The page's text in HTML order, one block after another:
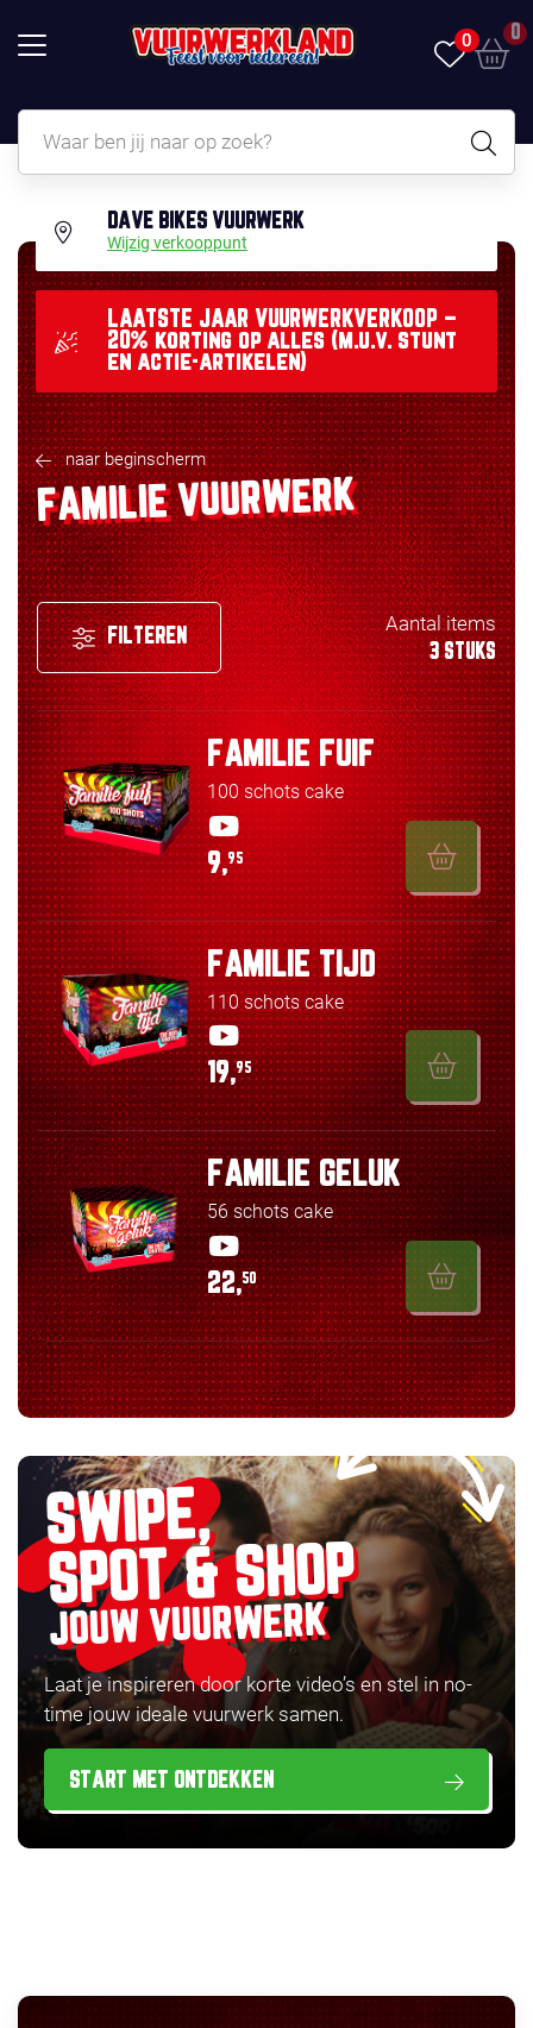
0 0
DAVE BIKES VUURWERK
Wijzig verkooppunt
LAATSTE JAAR VUURWERKVERKOOP –
20% korting op alles (m.u.v. stunt
en actie-artikelen)
naar beginscherm
FAMILIE VUURWERK
FILTEREN
Aantal items
3 STUKS
FAMILIE FUIF
100 schots cake
9,95
FAMILIE TIJD
110 schots cake
19,95
FAMILIE GELUK
56 schots cake
22,50
SWIPE,
SPOT & SHOP
JOUW VUURWERK
Laat je inspireren door korte video’s en stel in no-
time jouw ideale vuurwerk samen.
START MET ONTDEKKEN